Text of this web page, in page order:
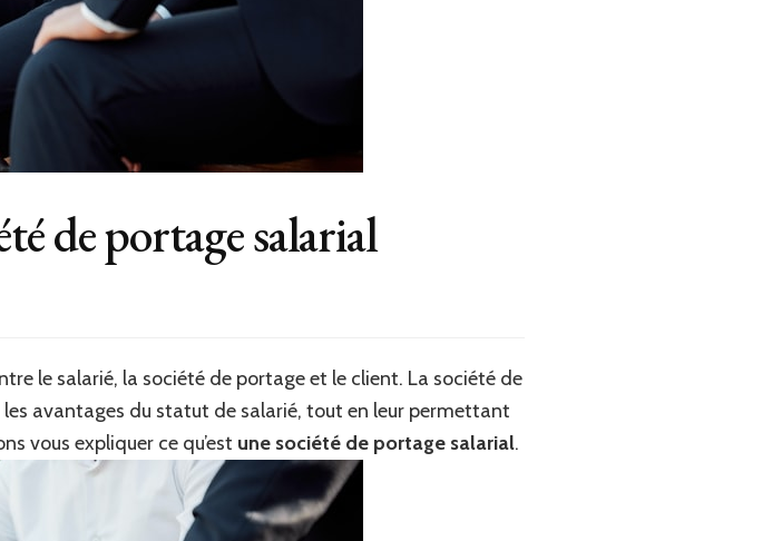
de portage salarial
le salarié, la société de portage et le client. La société de
avantages du statut de salarié, tout en leur permettant
vous expliquer ce qu’est une société de portage salarial.